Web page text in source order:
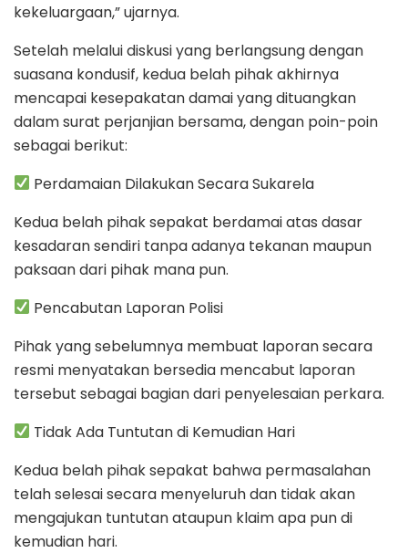
kekeluargaan,” ujarnya.
Setelah melalui diskusi yang berlangsung dengan
suasana kondusif, kedua belah pihak akhirnya
mencapai kesepakatan damai yang dituangkan
dalam surat perjanjian bersama, dengan poin-poin
sebagai berikut:
Perdamaian Dilakukan Secara Sukarela
Kedua belah pihak sepakat berdamai atas dasar
kesadaran sendiri tanpa adanya tekanan maupun
paksaan dari pihak mana pun.
Pencabutan Laporan Polisi
Pihak yang sebelumnya membuat laporan secara
resmi menyatakan bersedia mencabut laporan
tersebut sebagai bagian dari penyelesaian perkara.
Tidak Ada Tuntutan di Kemudian Hari
Kedua belah pihak sepakat bahwa permasalahan
telah selesai secara menyeluruh dan tidak akan
mengajukan tuntutan ataupun klaim apa pun di
kemudian hari.